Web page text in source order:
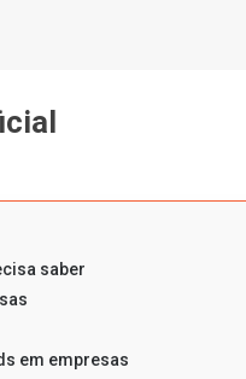
saber
em empresas